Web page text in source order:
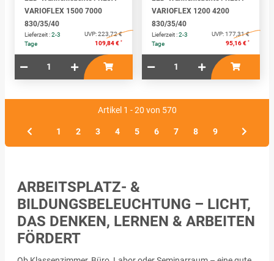
VARIOFLEX 1500 7000
830/35/40
Lieferzeit :2-3
Tage
UVP:223,72 €
109,84 € *
VARIOFLEX 1200 4200
830/35/40
Lieferzeit :2-3
Tage
UVP:177,31 €
95,16 € *
Artikel 1 - 20 von 570
1 2 3 4 5 6 7 8 9
ARBEITSPLATZ- &
BILDUNGSBELEUCHTUNG – LICHT,
DAS DENKEN, LERNEN & ARBEITEN
FÖRDERT